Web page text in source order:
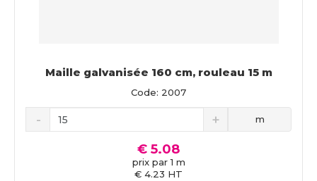
Maille galvanisée 160 cm, rouleau 15 m
Code: 2007
€ 5.08
prix par 1 m
€ 4.23 HT
m